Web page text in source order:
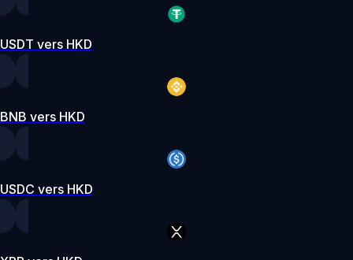
USDT vers HKD
BNB vers HKD
USDC vers HKD